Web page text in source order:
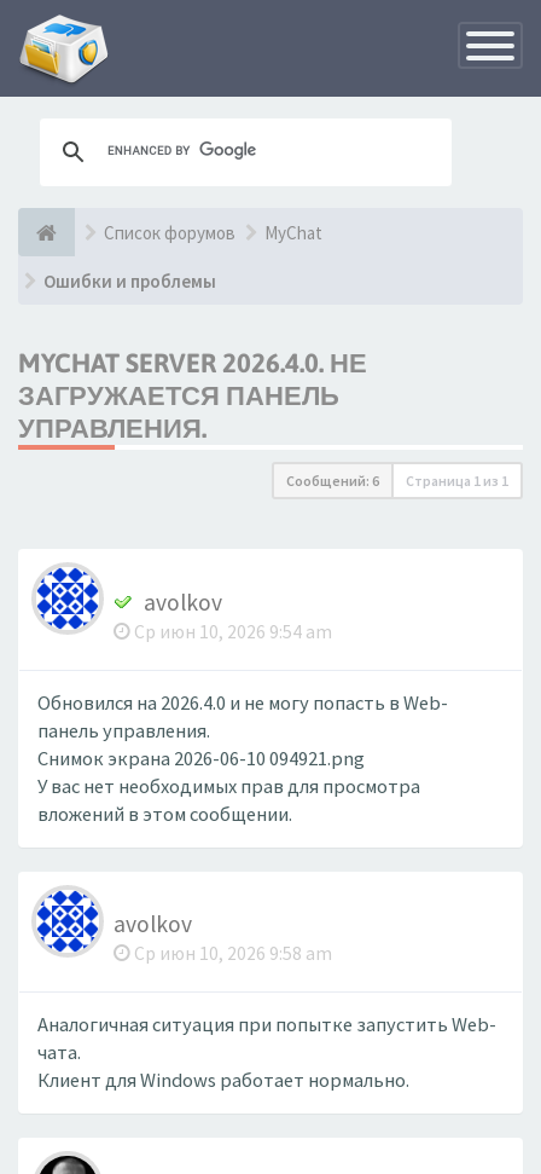
Список форумов MyChat
Ошибки и проблемы
MYCHAT SERVER 2026.4.0. НЕ
ЗАГРУЖАЕТСЯ ПАНЕЛЬ
УПРАВЛЕНИЯ.
Сообщений: 6 Страница 1 из 1
avolkov
Ср июн 10, 2026 9:54 am
Обновился на 2026.4.0 и не могу попасть в Web-
панель управления.
Снимок экрана 2026-06-10 094921.png
У вас нет необходимых прав для просмотра
вложений в этом сообщении.
avolkov
Ср июн 10, 2026 9:58 am
Аналогичная ситуация при попытке запустить Web-
чата.
Клиент для Windows работает нормально.